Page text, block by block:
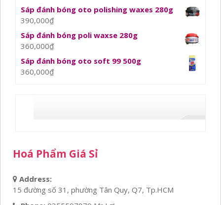
Sáp đánh bóng oto polishing waxes 280g
390,000₫
Sáp đánh bóng poli waxse 280g
360,000₫
Sáp đánh bóng oto soft 99 500g
360,000₫
Hoá Phẩm Giá Sỉ
Address:
15 đường số 31, phường Tân Quy, Q7, Tp.HCM